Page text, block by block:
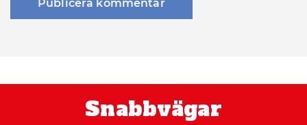
Snabbvägar